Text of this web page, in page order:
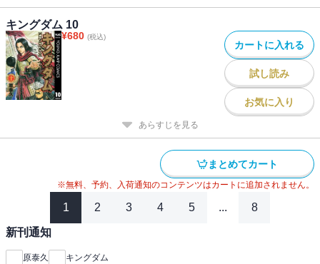
キングダム 10
¥680 (税込)
カートに入れる
試し読み
お気に入り
あらすじを見る
まとめてカート
※無料、予約、入荷通知のコンテンツはカートに追加されません。
1 2 3 4 5 ... 8
新刊通知
原泰久 キングダム